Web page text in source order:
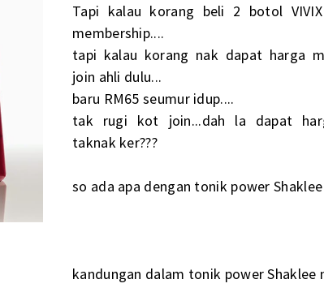
Tapi kalau korang beli 2 botol
membership....
tapi kalau korang nak dapat harga
join ahli dulu...
baru RM65 seumur idup....
tak rugi kot join...dah la dapat
taknak ker???
so ada apa dengan tonik power Shaklee
kandungan dalam tonik power Shaklee